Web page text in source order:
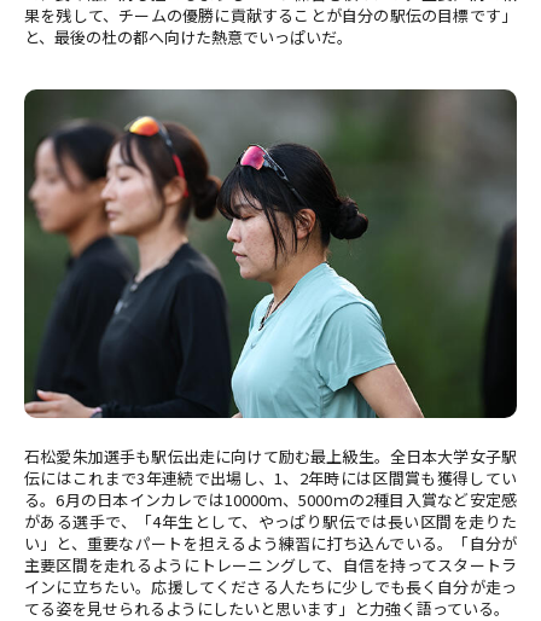
果を残して、チームの優勝に貢献することが自分の駅伝の目標です」
と、最後の杜の都へ向けた熱意でいっぱいだ。
石松愛朱加選手も駅伝出走に向けて励む最上級生。全日本大学女子駅
伝にはこれまで3年連続で出場し、1、2年時には区間賞も獲得してい
る。6月の日本インカレでは10000ｍ、5000ｍの2種目入賞など安定感
がある選手で、「4年生として、やっぱり駅伝では長い区間を走りた
い」と、重要なパートを担えるよう練習に打ち込んでいる。「自分が
主要区間を走れるようにトレーニングして、自信を持ってスタートラ
インに立ちたい。応援してくださる人たちに少しでも長く自分が走っ
てる姿を見せられるようにしたいと思います」と力強く語っている。